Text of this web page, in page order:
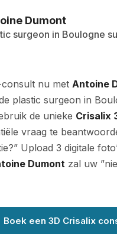
Dumont
surgeon in Boulogne
nu met Antoine
plastic surgeon in
de unieke Crisalix
vraag te
Upload 3 digitale
Dumont zal uw
Boek een 3D Crisalix